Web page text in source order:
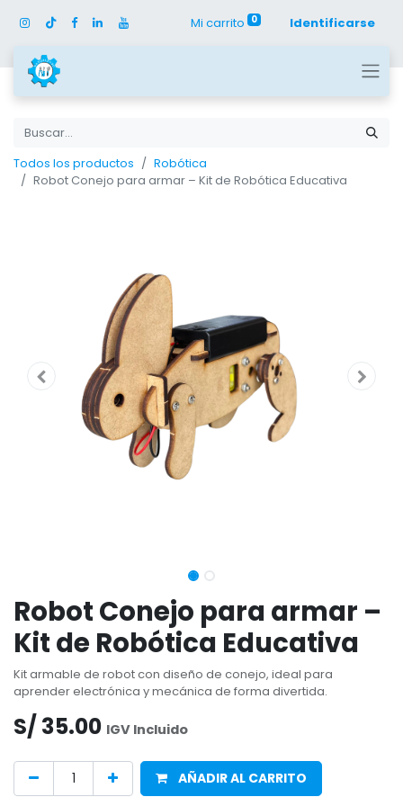
Mi carrito 0 Identificarse
Todos los productos
Robótica
Robot Conejo para armar – Kit de Robótica Educativa
Robot Conejo para armar –
Kit de Robótica Educativa
Kit armable de robot con diseño de conejo, ideal para
aprender electrónica y mecánica de forma divertida.
S/ 35.00 IGV Incluido
AÑADIR AL CARRITO